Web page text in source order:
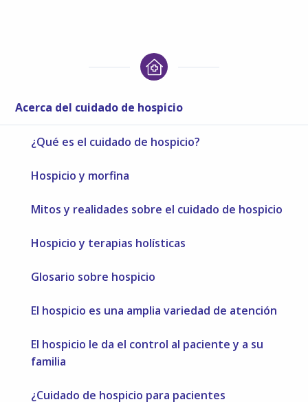
Acerca del cuidado de hospicio
¿Qué es el cuidado de hospicio?
Hospicio y morfina
Mitos y realidades sobre el cuidado de hospicio
Hospicio y terapias holísticas
Glosario sobre hospicio
El hospicio es una amplia variedad de atención
El hospicio le da el control al paciente y a su
familia
¿Cuidado de hospicio para pacientes